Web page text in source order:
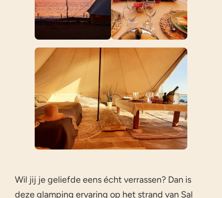
Wil jij je geliefde eens écht verrassen? Dan is
deze glamping ervaring op het strand van Sal